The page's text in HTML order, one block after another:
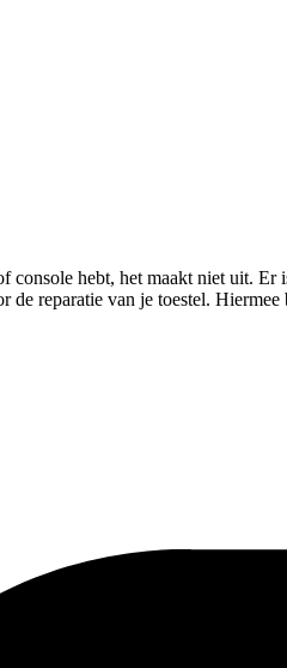
hebt, het maakt niet uit.
reparatie van je toestel.